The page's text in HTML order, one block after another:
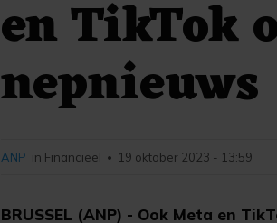
en TikTok
nepnieuws
BRUSSEL (ANP) - Ook Meta en
ANP in Financieel • 19 oktober 2023 - 13:59